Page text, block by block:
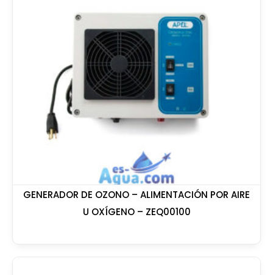
GENERADOR DE OZONO – ALIMENTACIÓN POR AIRE
U OXÍGENO – ZEQ00100